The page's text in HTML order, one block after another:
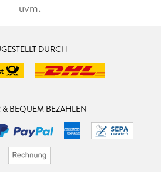
uvm.
DURCH
& BEQUEM BEZAHLEN